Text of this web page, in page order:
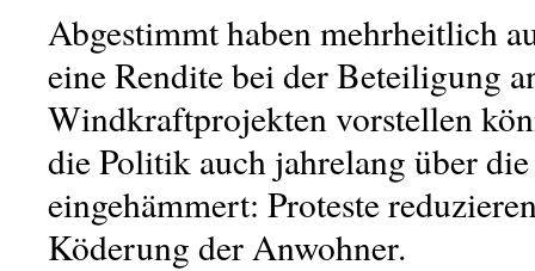
Abgestimmt haben mehrheitlich
eine Rendite bei der Beteiligung
Windkraftprojekten vorstellen
die Politik auch jahrelang über
eingehämmert: Proteste
Köderung der Anwohner.